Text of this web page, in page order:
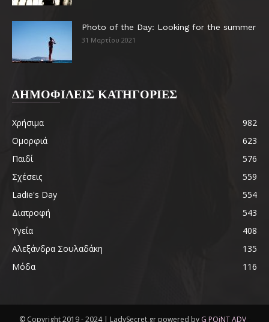
Photo of the Day: Looking for the summer
31 Μαρτίου 2021
ΔΗΜΟΦΙΛΕΙΣ ΚΑΤΗΓΟΡΙΕΣ
Χρήσιμα
982
Ομορφιά
623
Παιδί
576
Σχέσεις
559
Ladie's Day
554
Διατροφή
543
Υγεία
408
Αλεξάνδρα Σουλαδάκη
135
Μόδα
116
© Copyright 2019 - 2024 | LadySecret.gr powered by G POiNT ADV